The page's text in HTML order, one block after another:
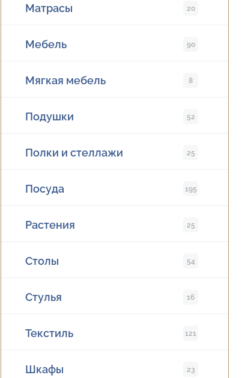
Матрасы 20
Мебель 90
Мягкая мебель 8
Подушки 52
Полки и стеллажи 25
Посуда 195
Растения 25
Столы 54
Стулья 16
Текстиль 121
Шкафы 23